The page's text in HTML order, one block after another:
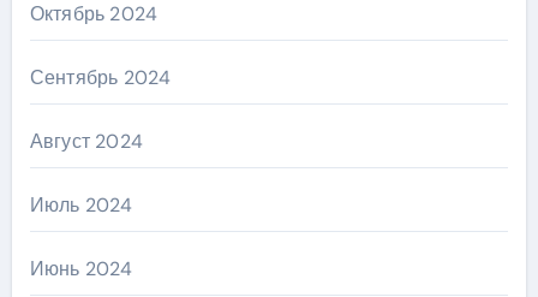
Октябрь 2024
Сентябрь 2024
Август 2024
Июль 2024
Июнь 2024